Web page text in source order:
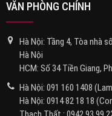
VĂN PHÒNG CHÍNH
Hà Nội: Tầng 4, Tòa nhà
Hà Nội
HCM: Số 34 Tiền Giang,
Hà Nội: 091 160 1408
Hà Nội: 0914 82 18 18